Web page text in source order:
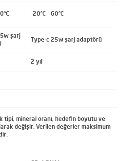
-20°C - 60°C
şarj
Type-c 25w şarj adaptörü
2 yıl
tipi, mineral oranı, hedefin boyutu ve
değişir. Verilen değerler maksimum